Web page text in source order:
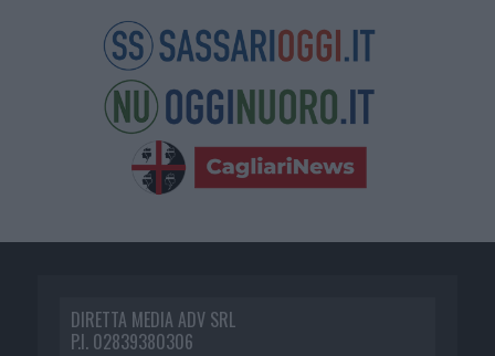
DIRETTA MEDIA ADV SRL
P.I. 02839380306